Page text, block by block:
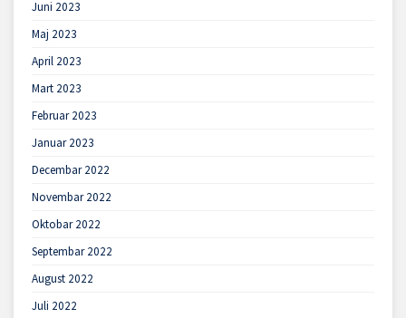
Juni 2023
Maj 2023
April 2023
Mart 2023
Februar 2023
Januar 2023
Decembar 2022
Novembar 2022
Oktobar 2022
Septembar 2022
August 2022
Juli 2022